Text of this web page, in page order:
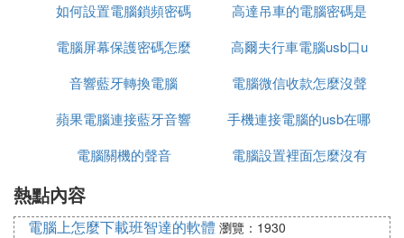
⑹ win7電腦usb耳機有雜音滋滋怎麼辦
一般是電流干擾造成的，換個USB口試試，最好是遠
離CPU和顯卡區域的USB埠；
是有雜音，那多半是出在耳機線纜或者內部濾波電路
上，需要找專門維修的人去修理了。
⑺ 電腦耳機插口旁邊的USB一插上東西耳
機就嗡嗡響
人能
如何設置電腦鎖頻密碼
高達吊車的電腦密碼是
什麼
電腦屏幕保護密碼怎麼
解碼
高爾夫行車電腦usb口u
盤不識別
音響藍牙轉換電腦
電腦微信收款怎麼沒聲
音
蘋果電腦連接藍牙音響
卻用不了
手機連接電腦的usb在哪
裡設置
電腦關機的聲音
電腦設置裡面怎麼沒有
熱點內容
電腦上怎麼下載班智達的軟體 瀏覽：1930